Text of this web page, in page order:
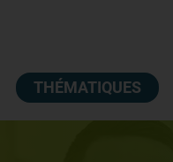
THÉMATIQUES